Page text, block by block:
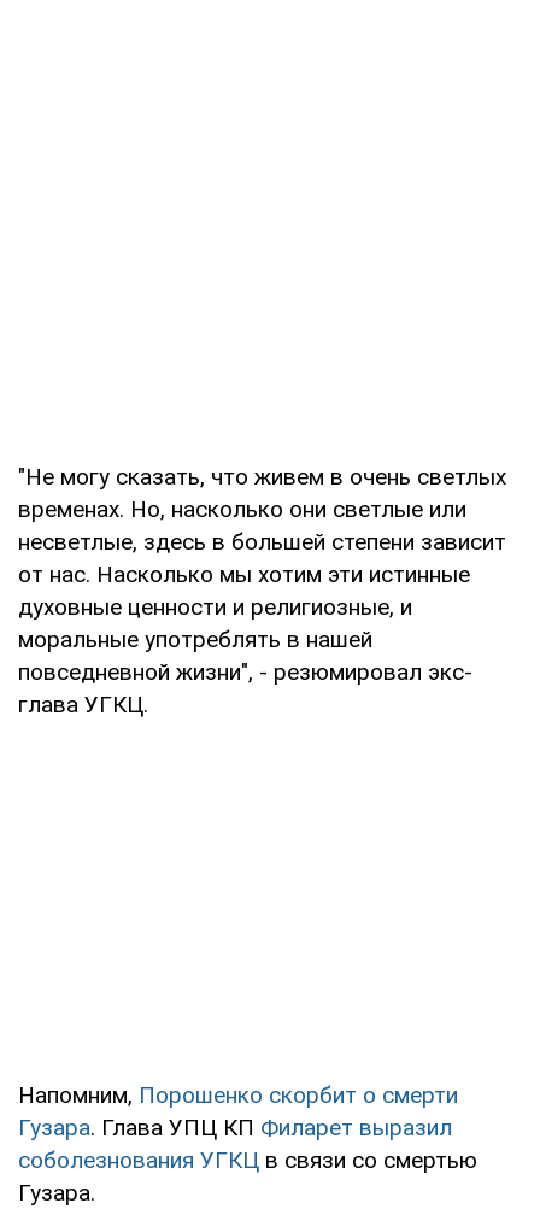
"Не могу сказать, что живем в очень светлых
временах. Но, насколько они светлые или
несветлые, здесь в большей степени зависит
от нас. Насколько мы хотим эти истинные
духовные ценности и религиозные, и
моральные употреблять в нашей
повседневной жизни", - резюмировал экс-
глава УГКЦ.
Напомним, Порошенко скорбит о смерти
Гузара. Глава УПЦ КП Филарет выразил
соболезнования УГКЦ в связи со смертью
Гузара.